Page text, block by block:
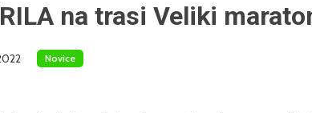
na trasi Veliki
Novice